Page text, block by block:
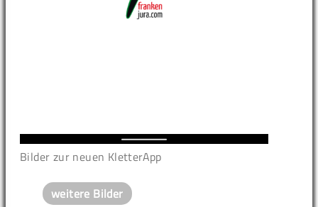
Bilder zur neuen KletterApp
weitere Bilder